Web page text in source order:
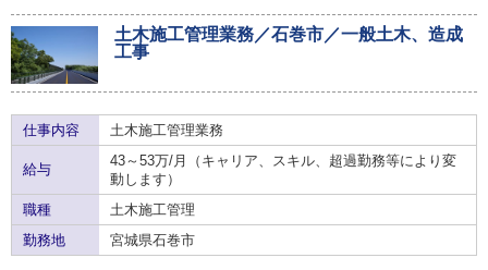
土木施工管理業務／石巻市／一般土木、造成
工事
仕事内容 土木施工管理業務
給与
43～53万/月（キャリア、スキル、超過勤務等により変
動します）
職種
土木施工管理
勤務地
宮城県石巻市